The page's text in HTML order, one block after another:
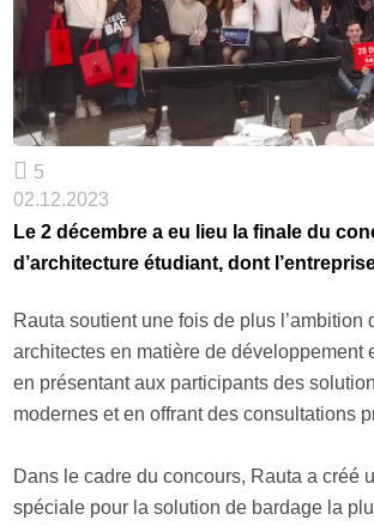
5
02.12.2023
Le 2 décembre a eu lieu la finale du
d’architecture étudiant, dont
Rauta soutient une fois de plus l’ambition
architectes en matière de développement
en présentant aux participants des
modernes et en offrant des consultations
Dans le cadre du concours, Rauta a créé
spéciale pour la solution de bardage la